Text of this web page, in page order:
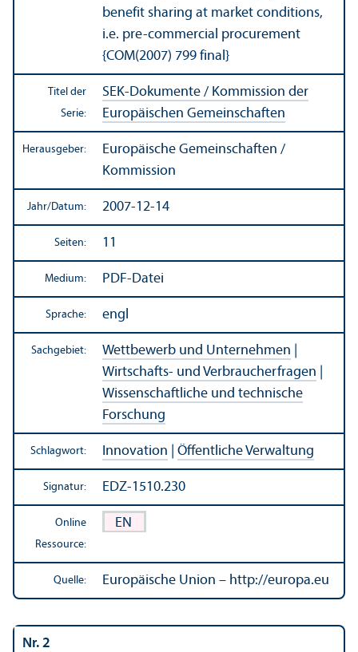
benefit sharing at market conditions,
i.e. pre-commercial procurement
{COM(2007) 799 final}
Titel der
Serie:
SEK-Dokumente / Kommission der
Europäischen Gemeinschaften
Herausgeber:
Europäische Gemeinschaften /
Kommission
Jahr/Datum: 2007-12-14
Seiten: 11
Medium: PDF-Datei
Sprache: engl
Sachgebiet: Wettbewerb und Unter­nehmen
Wirtschafts- und Verbraucherfragen
Wissenschaft­liche und technische
Forschung
Schlagwort: Innovation Öffentliche Verwaltung
Signatur: EDZ-1510.230
Online
Ressource:
EN
Quelle: Europäische Union – http://europa.eu
Nr. 2